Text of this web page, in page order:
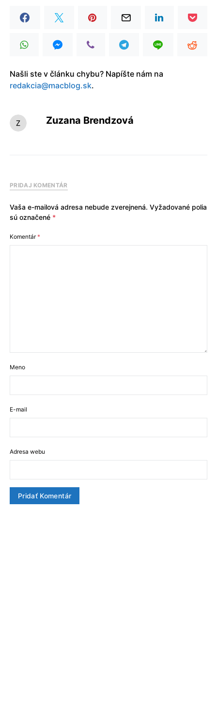
Našli ste v článku chybu? Napíšte nám na
redakcia@macblog.sk.
Zuzana Brendzová
PRIDAJ KOMENTÁR
Vaša e-mailová adresa nebude zverejnená. Vyžadované polia
sú označené *
Komentár*
Meno
E-mail
Adresa webu